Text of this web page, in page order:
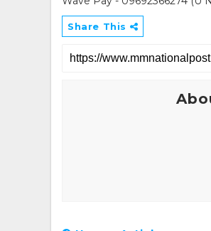
Share This